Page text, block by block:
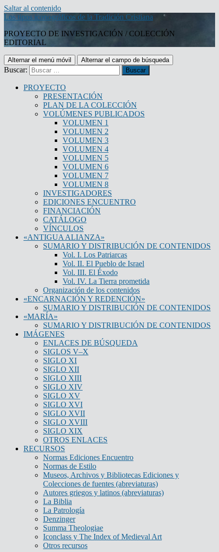
Saltar al contenido
Los tipos iconográficos de la Tradición Cristiana
PROYECTO DE INVESTIGACIÓN / COLECCIÓN
EDITORIAL
Alternar el menú móvil Alternar el campo de búsqueda
Buscar:
PROYECTO
PRESENTACIÓN
PLAN DE LA COLECCIÓN
VOLÚMENES PUBLICADOS
VOLUMEN 1
VOLUMEN 2
VOLUMEN 3
VOLUMEN 4
VOLUMEN 5
VOLUMEN 6
VOLUMEN 7
VOLUMEN 8
INVESTIGADORES
EDICIONES ENCUENTRO
FINANCIACIÓN
CATÁLOGO
VÍNCULOS
«ANTIGUA ALIANZA»
SUMARIO Y DISTRIBUCIÓN DE CONTENIDOS
Vol. I. Los Patriarcas
Vol. II. El Pueblo de Israel
Vol. III. El Éxodo
Vol. IV. La Tierra prometida
Organización de los contenidos
«ENCARNACIÓN Y REDENCIÓN»
SUMARIO Y DISTRIBUCIÓN DE CONTENIDOS
«MARÍA»
SUMARIO Y DISTRIBUCIÓN DE CONTENIDOS
IMÁGENES
ENLACES DE BÚSQUEDA
SIGLOS V–X
SIGLO XI
SIGLO XII
SIGLO XIII
SIGLO XIV
SIGLO XV
SIGLO XVI
SIGLO XVII
SIGLO XVIII
SIGLO XIX
OTROS ENLACES
RECURSOS
Normas Ediciones Encuentro
Normas de Estilo
Museos, Archivos y Bibliotecas Ediciones y
Colecciones de fuentes (abreviaturas)
Autores griegos y latinos (abreviaturas)
La Biblia
La Patrología
Denzinger
Summa Theologiae
Iconclass y The Index of Medieval Art
Otros recursos